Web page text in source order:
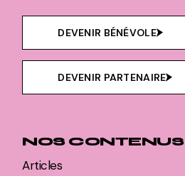
DEVENIR BÉNÉVOLE
DEVENIR PARTENAIRE
NOS CONTENUS
Articles